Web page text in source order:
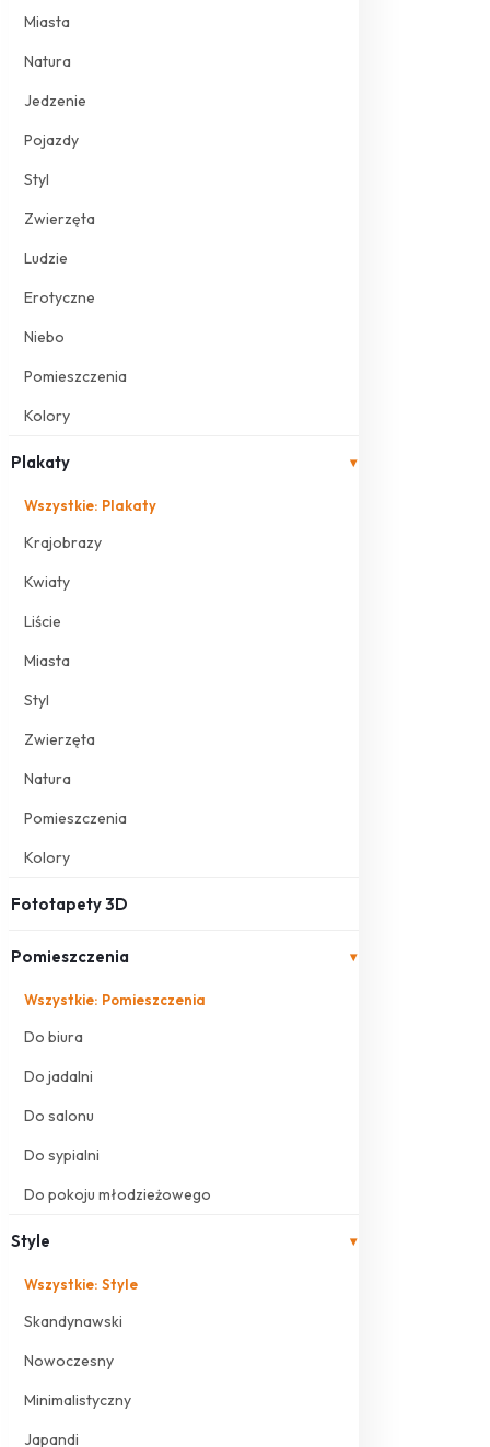
Miasta
Natura
Jedzenie
Pojazdy
Styl
Zwierzęta
Ludzie
Erotyczne
Niebo
Pomieszczenia
Kolory
Plakaty ▾
Wszystkie: Plakaty
Krajobrazy
Kwiaty
Liście
Miasta
Styl
Zwierzęta
Natura
Pomieszczenia
Kolory
Fototapety 3D
Pomieszczenia ▾
Wszystkie: Pomieszczenia
Do biura
Do jadalni
Do salonu
Do sypialni
Do pokoju młodzieżowego
Style ▾
Wszystkie: Style
Skandynawski
Nowoczesny
Minimalistyczny
Japandi